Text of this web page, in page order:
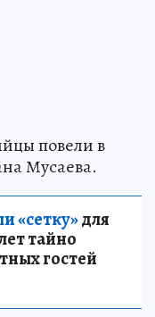
повели в
Мусаева.
«сетку»для
тайно
гостей